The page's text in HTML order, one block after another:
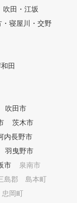
吹田・江坂
・寝屋川・交野
田
吹田市
茨木市
内長野市
羽曳野市
市
泉南市
島郡 島本町
岡町